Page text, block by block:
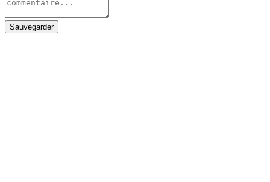
Sauvegarder